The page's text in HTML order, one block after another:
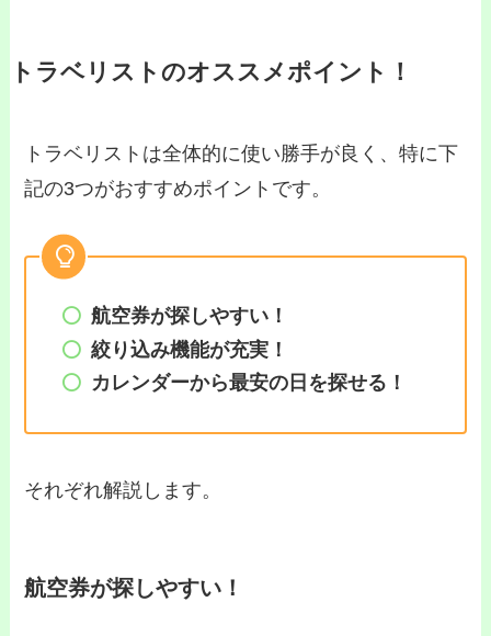
トラベリストのオススメポイント！
トラベリストは全体的に使い勝手が良く、特に下
記の3つがおすすめポイントです。
航空券が探しやすい！
絞り込み機能が充実！
カレンダーから最安の日を探せる！
それぞれ解説します。
航空券が探しやすい！